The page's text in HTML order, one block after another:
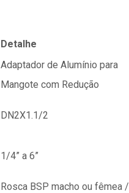
Detalhe
Adaptador de Alumínio para
Mangote com Redução
DN2X1.1/2
1/4” a 6”
Rosca BSP macho ou fêmea /